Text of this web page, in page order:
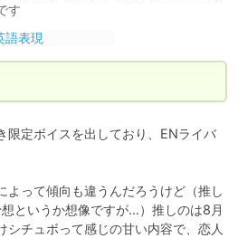
す
限定ボイスを出しており、ENライバ
よって傾向も違うんだろうけど（推し
というか想像ですが…）推しのは8月
シチュボって感じの甘い内容で、恋人